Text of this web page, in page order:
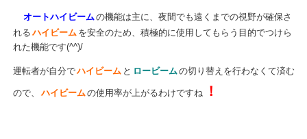
オートハイビームの機能は主に、夜間でも遠くまでの視野が確保さ
れる ハイビーム を安全のため、積極的に使用してもらう目的でつけら
れた機能です(^^)/
運転者が自分でハイビーム と ロービームの切り替えを行わなくて済む
ので、 ハイビームの使用率が上がるわけですね ！